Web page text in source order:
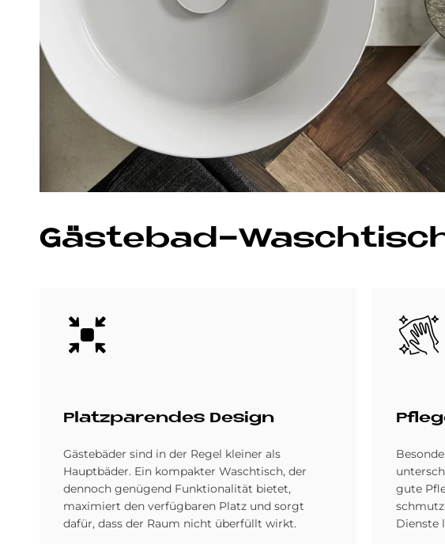
Gä­ste­bad-
Bild
Platz­pa­ren­des De­sign
Gästebäder sind in der Regel kleiner als
Hauptbäder. Ein kompakter Waschtisch, der
dennoch genügend Funktionalität bietet,
maximiert den verfügbaren Platz und sorgt
dafür, dass der Raum nicht überfüllt wirkt.
Bild
gute
Dienste